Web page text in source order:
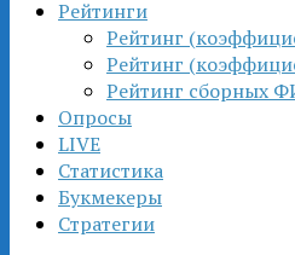
Рейтинги
Рейтинг
Рейтинг
Рейтинг сборных
Опросы
LIVE
Статистика
Букмекеры
Стратегии